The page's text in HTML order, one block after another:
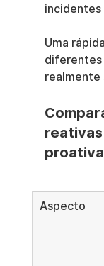
incidentes
Uma
diferentes
realmente
Aspecto